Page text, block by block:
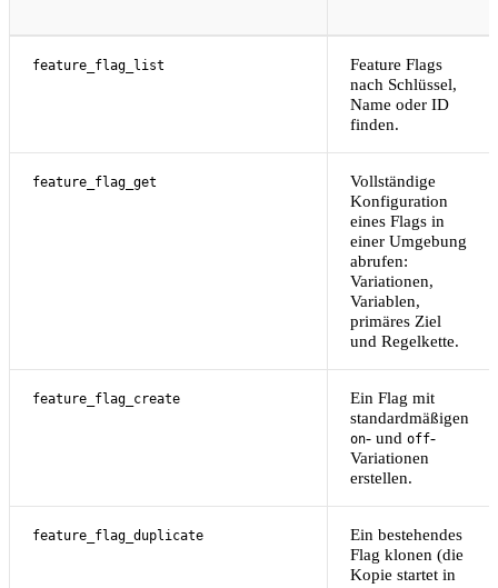
feature_flag_list
Feature Flags
nach Schlüssel,
Name oder ID
finden.
feature_flag_get
Vollständige
Konfiguration
eines Flags in
einer Umgebung
abrufen:
Variationen,
Variablen,
primäres Ziel
und Regelkette.
feature_flag_create
Ein Flag mit
standardmäßigen
on- und off-
Variationen
erstellen.
feature_flag_duplicate
Ein bestehendes
Flag klonen (die
Kopie startet in